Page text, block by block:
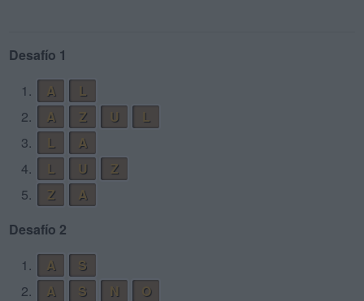
Desafío 1
1.
A
L
2.
A Z U
L
3.
L
A
4.
L U
Z
5.
Z
A
Desafío 2
1.
A
S
2.
A S N
O